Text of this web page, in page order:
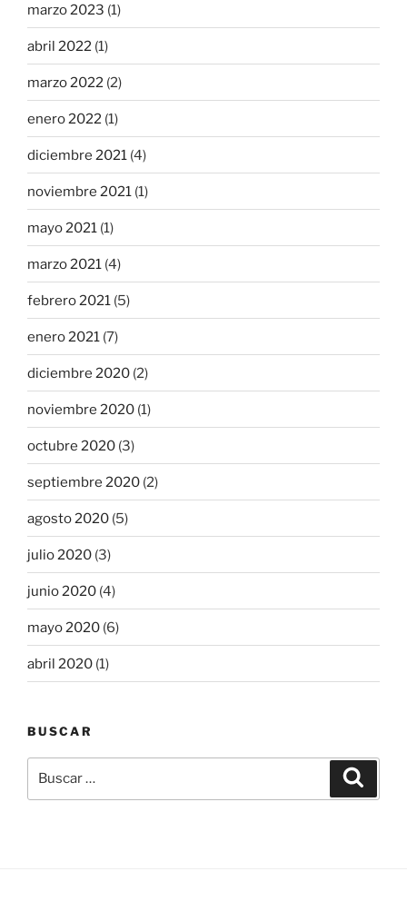
marzo 2023 (1)
abril 2022 (1)
marzo 2022 (2)
enero 2022 (1)
diciembre 2021 (4)
noviembre 2021 (1)
mayo 2021 (1)
marzo 2021 (4)
febrero 2021 (5)
enero 2021 (7)
diciembre 2020 (2)
noviembre 2020 (1)
octubre 2020 (3)
septiembre 2020 (2)
agosto 2020 (5)
julio 2020 (3)
junio 2020 (4)
mayo 2020 (6)
abril 2020 (1)
BUSCAR
por: